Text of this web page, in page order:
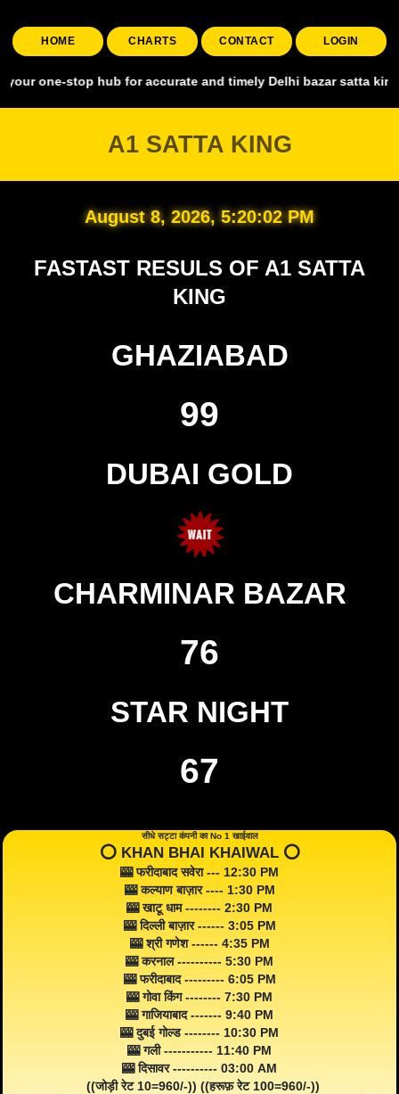
HOME CHARTS CONTACT LOGIN
hub for accurate and timely Delhi bazar satta king,
A1 SATTA KING
August 8, 2026, 5:20:03 PM
FASTAST RESULS OF A1 SATTA
KING
GHAZIABAD
99
DUBAI GOLD
CHARMINAR BAZAR
76
STAR NIGHT
67
सीधे सट्टा कंपनी का No 1 खाईवाल
⭕️ KHAN BHAI KHAIWAL ⭕️
🎰 फरीदाबाद सवेरा --- 12:30 PM
🎰 कल्याण बाज़ार ---- 1:30 PM
🎰 खाटू धाम -------- 2:30 PM
🎰 दिल्ली बाज़ार ------ 3:05 PM
🎰 श्री गणेश ------ 4:35 PM
🎰 करनाल ---------- 5:30 PM
🎰 फरीदाबाद --------- 6:05 PM
🎰 गोवा किंग -------- 7:30 PM
🎰 गाजियाबाद ------- 9:40 PM
🎰 दुबई गोल्ड -------- 10:30 PM
🎰 गली ----------- 11:40 PM
🎰 दिसावर ---------- 03:00 AM
((जोड़ी रेट 10=960/-)) ((हरूफ़ रेट 100=960/-))